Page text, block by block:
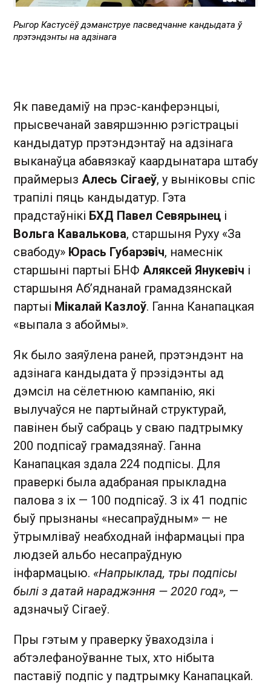
Рыгор Кастусёў дэманструе пасведчанне кандыдата ў
прэтэндэнты на адзінага
Як паведаміў на прэс-канферэнцыі,
прысвечанай завяршэнню рэгістрацыі
кандыдатур прэтэндэнтаў на адзінага
выканаўца абавязкаў каардынатара штабу
праймерыз Алесь Сігаеў, у выніковы спіс
трапілі пяць кандыдатур. Гэта
прадстаўнікі БХД Павел Севярынец і
Вольга Кавалькова, старшыня Руху «За
свабоду» Юрась Губарэвіч, намеснік
старшыні партыі БНФ Аляксей Янукевіч і
старшыня Аб’яднанай грамадзянскай
партыі Мікалай Казлоў. Ганна Канапацкая
«выпала з абоймы».
Як было заяўлена раней, прэтэндэнт на
адзінага кандыдата ў прэзідэнты ад
дэмсіл на сёлетнюю кампанію, які
вылучаўся не партыйнай структурай,
павінен быў сабраць у сваю падтрымку
200 подпісаў грамадзянаў. Ганна
Канапацкая здала 224 подпісы. Для
праверкі была адабраная прыкладна
палова з іх — 100 подпісаў. З іх 41 подпіс
быў прызнаны «несапраўдным» — не
ўтрымліваў неабходнай інфармацыі пра
людзей альбо несапраўдную
інфармацыю. «Напрыклад, тры подпісы
былі з датай нараджэння — 2020 год», —
адзначыў Сігаеў.
Пры гэтым у праверку ўваходзіла і
абтэлефаноўванне тых, хто нібыта
паставіў подпіс у падтрымку Канапацкай.